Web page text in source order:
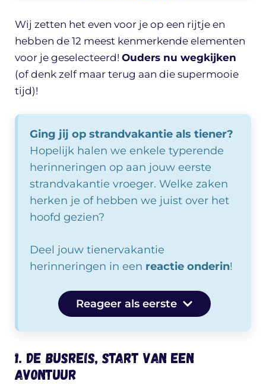
Wij zetten het even voor je op een rijtje en
hebben de 12 meest kenmerkende elementen
voor je geselecteerd! Ouders nu wegkijken
(of denk zelf maar terug aan die supermooie
tijd)!
Ging jij op strandvakantie als tiener?
Hopelijk halen we enkele typerende
herinneringen op aan jouw eerste
strandvakantie vroeger. Welke zaken
herken je of hebben we juist over het
hoofd gezien?
Deel jouw tienervakantie
herinneringen in een reactie onderin!
Reageer als eerste
1. De busreis, start van een
avontuur